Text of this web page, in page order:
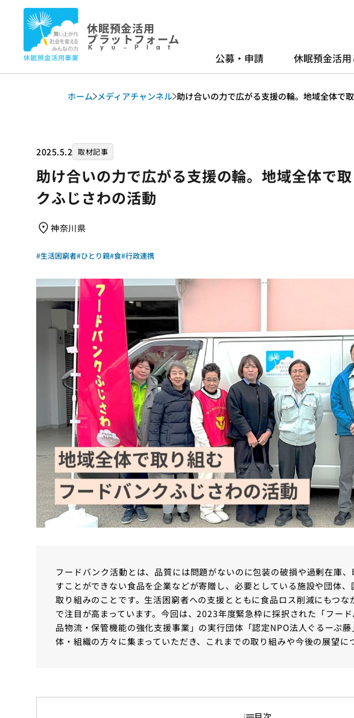
休眠預金活用
プラットフォーム
Kyu-Plat
公募・申請 休眠預金活
ホーム メディアチャンネル 助け合いの力で広がる支援の輪。地域全体で
2025.5.2 取材記事
助け合いの力で広がる支援の輪。地域全体で
クふじさわの活動
神奈川県
#生活困窮者#ひとり親#食#行政連携
フードバンク活動とは、品質には問題がないのに包装の破損や過剰在庫
すことができない食品を企業などが寄贈し、必要としている施設や団体
取り組みのことです。生活困窮者への支援とともに食品ロス削減にもつな
で注目が高まっています。今回は、2023年度緊急枠に採択された「フー
品物流・保管機能の強化支援事業」の実行団体「認定NPO法人ぐるーぷ
体・組織の方々に集まっていただき、これまでの取り組みや今後の展望に